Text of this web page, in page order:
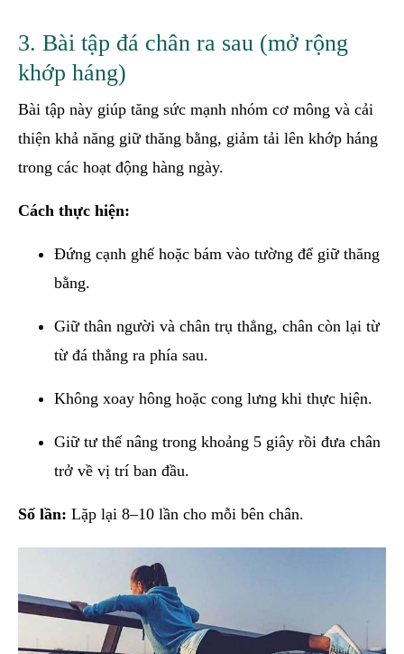
3. Bài tập đá chân ra sau (mở rộng
khớp háng)
Bài tập này giúp tăng sức mạnh nhóm cơ mông và cải
thiện khả năng giữ thăng bằng, giảm tải lên khớp háng
trong các hoạt động hàng ngày.
Cách thực hiện:
Đứng cạnh ghế hoặc bám vào tường để giữ thăng
bằng.
Giữ thân người và chân trụ thẳng, chân còn lại từ
từ đá thẳng ra phía sau.
Không xoay hông hoặc cong lưng khi thực hiện.
Giữ tư thế nâng trong khoảng 5 giây rồi đưa chân
trở về vị trí ban đầu.
Số lần: Lặp lại 8–10 lần cho mỗi bên chân.